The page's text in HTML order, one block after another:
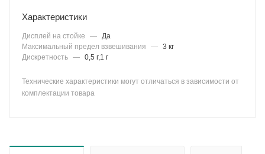
Характеристики
Дисплей на стойке — Да
Максимальный предел взвешивания
— 3 кг
Дискретность — 0,5 г,1 г
Технические характеристики могут отличаться в зависимости от
комплектации товара